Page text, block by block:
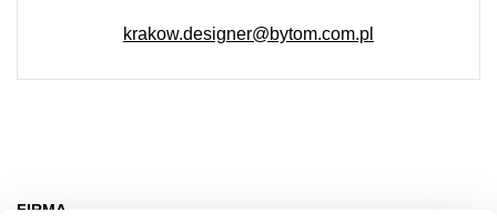
krakow.designer@bytom.com.pl
FIRMA